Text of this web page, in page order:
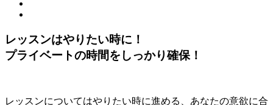
レッスンはやりたい時に！
プライベートの時間をしっかり確保！
レッスンについてはやりたい時に進める、あなたの意欲に合